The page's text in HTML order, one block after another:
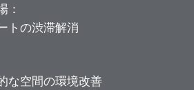
：
トの渋滞解消
な空間の環境改善